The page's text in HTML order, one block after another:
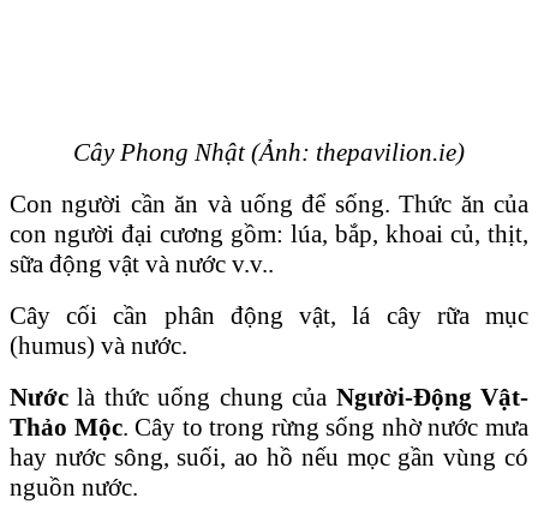
Cây Phong Nhật (Ảnh: thepavilion.ie)
Con người cần ăn và uống để sống. Thức ăn của
con người đại cương gồm: lúa, bắp, khoai củ, thịt,
sữa động vật và nước v.v..
Cây cối cần phân động vật, lá cây rữa mục
(humus) và nước.
Nước là thức uống chung của Người-Ɖộng Vật-
Thảo Mộc. Cây to trong rừng sống nhờ nước mưa
hay nước sông, suối, ao hồ nếu mọc gần vùng có
nguồn nước.